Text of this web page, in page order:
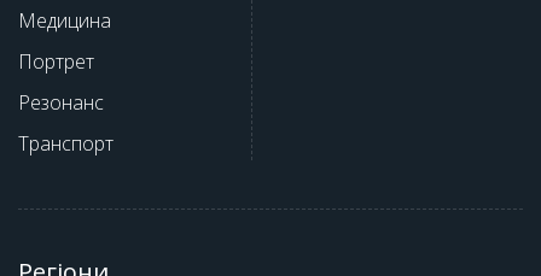
Медицина
Портрет
Резонанс
Транспорт